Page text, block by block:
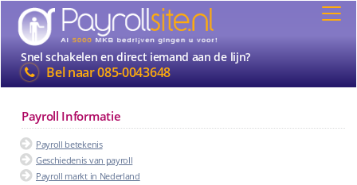
Snel schakelen en direct iemand aan de lijn?
Bel naar085-0043648
Payroll Informatie
Payroll betekenis
Geschiedenis van payroll
Payroll markt in Nederland